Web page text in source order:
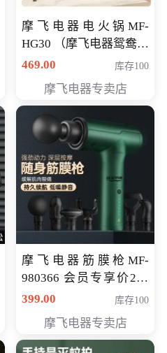
摩飞电器电火锅MF-
HG30 （摩飞电器鸳鸯锅
MF-HG30 ） 会员专享价
469.00 库存100
摩飞电器专卖店
摩飞电器筋膜枪MF-
980366 会员专享价299
元
399.00 库存100
摩飞电器专卖店